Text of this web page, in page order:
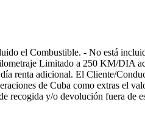
el Combustible. - No está
Limitado a 250 KM/DIA
renta adicional. El Cliente/
de Cuba como extras el
recogida y/o devolución